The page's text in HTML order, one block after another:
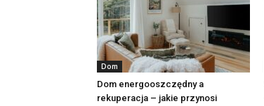
Dom
Dom energooszczędny a
rekuperacja – jakie przynosi